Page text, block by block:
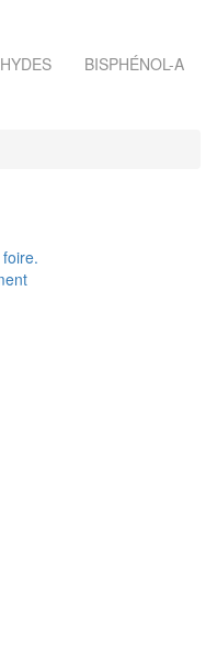
BISPHÉNOL-A